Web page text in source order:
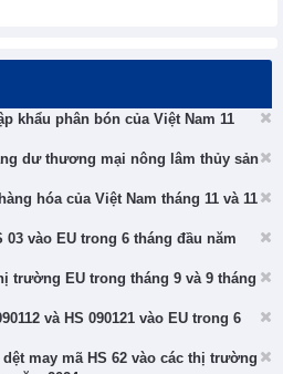
khẩu phân bón của Việt Nam 11
dư thương mại nông lâm thủy sản
hóa của Việt Nam tháng 11 và 11
03 vào EU trong 6 tháng đầu năm
trường EU trong tháng 9 và 9 tháng
và HS 090121 vào EU trong 6
may mã HS 62 vào các thị trường